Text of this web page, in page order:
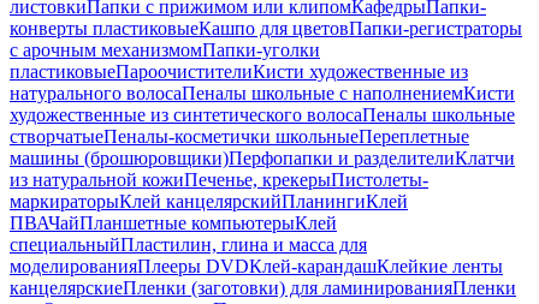
листовкиПапки с прижимом или клипомКафедрыПапки-
конверты пластиковыеКашпо для цветовПапки-регистраторы
с арочным механизмомПапки-уголки
пластиковыеПароочистителиКисти художественные из
натурального волосаПеналы школьные с наполнениемКисти
художественные из синтетического волосаПеналы школьные
створчатыеПеналы-косметички школьныеПереплетные
машины (брошюровщики)Перфопапки и разделителиКлатчи
из натуральной кожиПеченье, крекерыПистолеты-
маркираторыКлей канцелярскийПланингиКлей
ПВАЧайПланшетные компьютерыКлей
специальныйПластилин, глина и масса для
моделированияПлееры DVDКлей-карандашКлейкие ленты
канцелярскиеПленки (заготовки) для ламинированияПленки